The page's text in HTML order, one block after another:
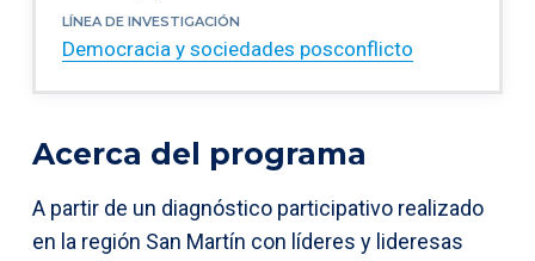
LÍNEA DE INVESTIGACIÓN
Democracia y sociedades posconflicto
Acerca del programa
A partir de un diagnóstico participativo realizado
en la región San Martín con líderes y lideresas